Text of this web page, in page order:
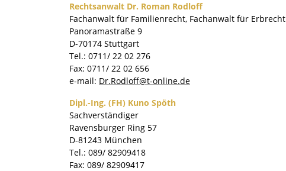
Rechtsanwalt Dr. Roman Rodloff
Fachanwalt für Familienrecht, Fachanwalt für Erbrecht
Panoramastraße 9
D-70174 Stuttgart
Tel.: 0711/ 22 02 276
Fax: 0711/ 22 02 656
e-mail: Dr.Rodloff@t-online.de
Dipl.-Ing. (FH) Kuno Spöth
Sachverständiger
Ravensburger Ring 57
D-81243 München
Tel.: 089/ 82909418
Fax: 089/ 82909417